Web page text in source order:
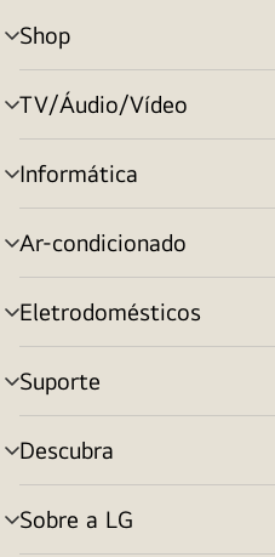
Shop
alternar
menu
TV/Áudio/Vídeo
alternar
menu
Informática
alternar
menu
Ar-condicionado
alternar
menu
Eletrodomésticos
alternar
menu
Suporte
alternar
menu
Descubra
alternar
menu
Sobre a LG
alternar